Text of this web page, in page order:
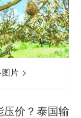
图片
压价？泰国输